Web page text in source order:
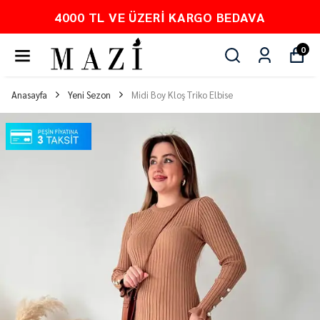
PEŞİN FİYATINA 3
0
Anasayfa Yeni Sezon Midi Boy Kloş Triko Elbise